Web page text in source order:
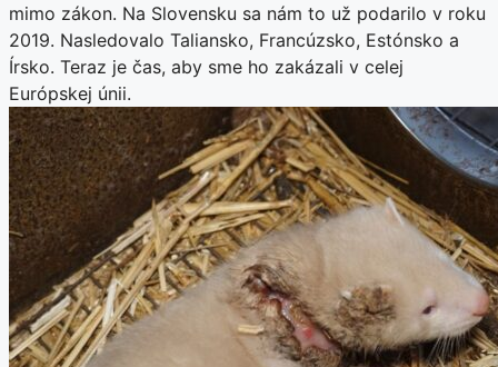
mimo zákon. Na Slovensku sa nám to už podarilo v roku
2019. Nasledovalo Taliansko, Francúzsko, Estónsko a
Írsko. Teraz je čas, aby sme ho zakázali v celej
Európskej únii.